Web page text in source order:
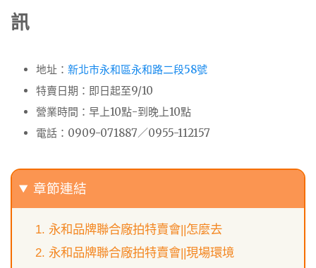
訊
地址： 新北市永和區永和路二段58號
特賣日期：即日起至9/10
營業時間：早上10點-到晚上10點
電話：0909-071887／0955-112157
章節連結
永和品牌聯合廠拍特賣會||怎麼去
永和品牌聯合廠拍特賣會||現場環境